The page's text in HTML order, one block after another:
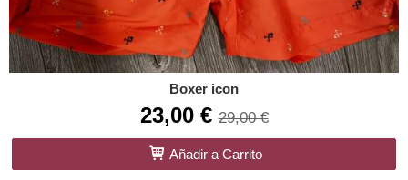
Boxer icon
23,00 €29,00 €
Añadir a Carrito